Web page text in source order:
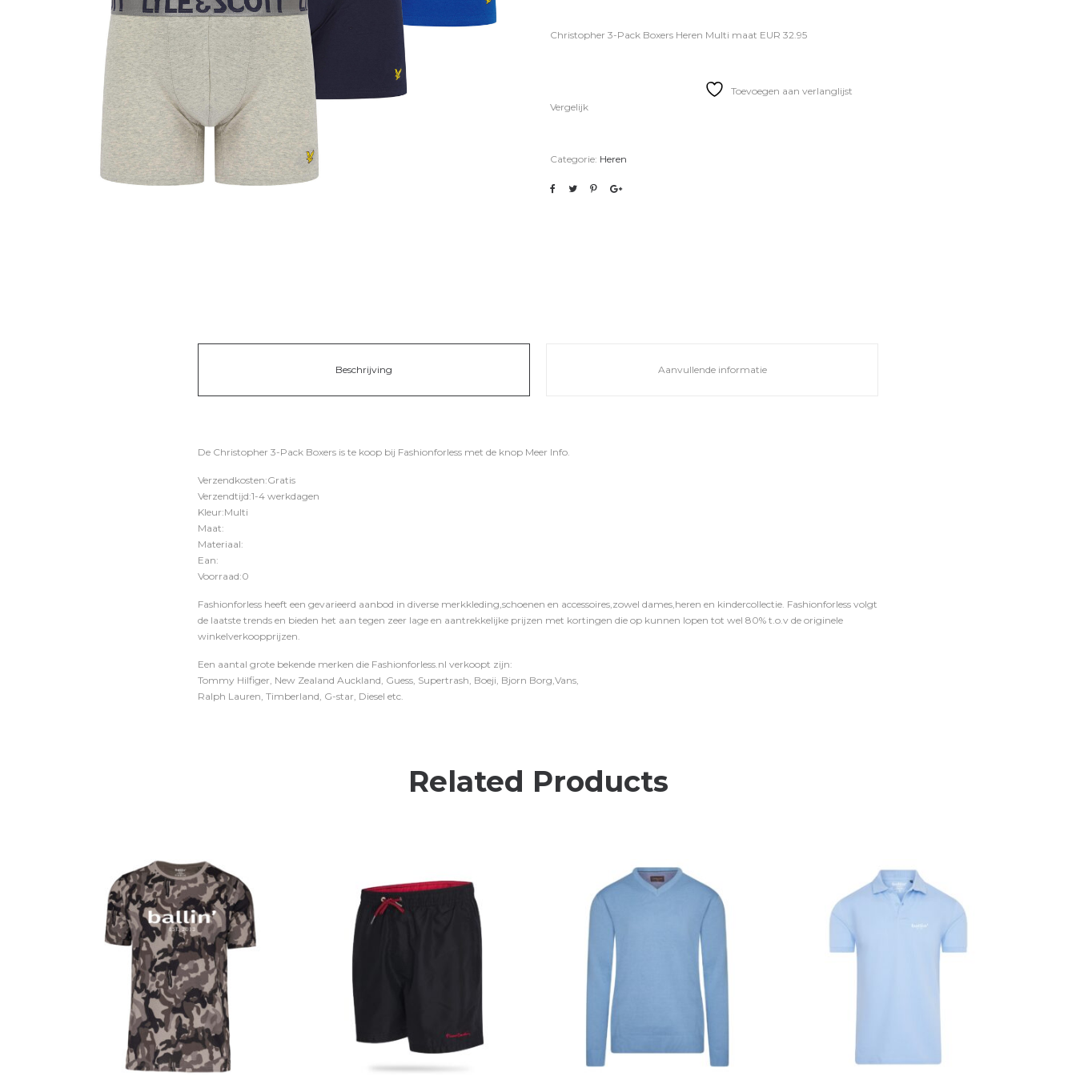
Christopher 3-Pack Boxers Heren Multi maat EUR 32.95
Toevoegen aan verlanglijst
Vergelijk
Categorie: Heren
Beschrijving Aanvullende informatie
De Christopher 3-Pack Boxers is te koop bij Fashionforless met de knop Meer Info.
Verzendkosten:Gratis
Verzendtijd:1-4 werkdagen
Kleur:Multi
Maat:
Materiaal:
Ean:
Voorraad:0
Fashionforless heeft een gevarieerd aanbod in diverse merkkleding,schoenen en accessoires,zowel dames,heren en kindercollectie. Fashionforless volgt
de laatste trends en bieden het aan tegen zeer lage en aantrekkelijke prijzen met kortingen die op kunnen lopen tot wel 80% t.o.v de originele
winkelverkoopprijzen.
Een aantal grote bekende merken die Fashionforless.nl verkoopt zijn:
Tommy Hilfiger, New Zealand Auckland, Guess, Supertrash, Boeji, Bjorn Borg,Vans,
Ralph Lauren, Timberland, G-star, Diesel etc.
Related Products